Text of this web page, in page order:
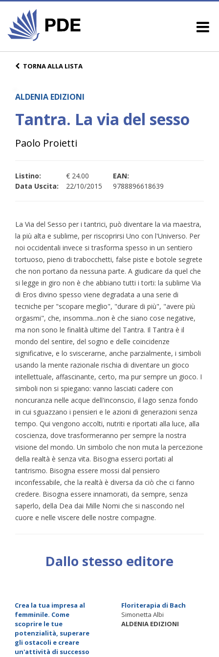
TORNA ALLA LISTA
ALDENIA EDIZIONI
Tantra. La via del sesso
Paolo Proietti
Listino:
€ 24.00
Data Uscita:
22/10/2015
EAN:
9788896618639
La Via del Sesso per i tantrici, può diventare la via maestra,
la più alta e sublime, per riscoprirsi Uno con l'Universo. Per
noi occidentali invece si trasforma spesso in un sentiero
tortuoso, pieno di trabocchetti, false piste e botole segrete
che non portano da nessuna parte. A giudicare da quel che
si legge in giro non è che abbiano tutti i torti: la sublime Via
di Eros divino spesso viene degradata a una serie di
tecniche per "scopare meglio", "durare di più", "avere più
orgasmi", che, insomma...non è che siano cose negative,
ma non sono le finalità ultime del Tantra. Il Tantra è il
mondo del sentire, del sogno e delle coincidenze
significative, e lo sviscerarne, anche parzialmente, i simboli
usando la mente razionale rischia di diventare un gioco
intellettuale, affascinante, certo, ma pur sempre un gioco. I
simboli non si spiegano: vanno lasciati cadere con
noncuranza nelle acque dell'inconscio, il lago senza fondo
in cui sguazzano i pensieri e le azioni di generazioni senza
tempo. Qui vengono accolti, nutriti e riportati alla luce, alla
coscienza, dove trasformeranno per sempre la nostra
visione del mondo. Un simbolo che non muta la percezione
della realtà è senza vita. Bisogna esserci portati al
tantrismo. Bisogna essere mossi dal pensiero
inconfessabile, che la realtà è diversa da ciò che ci fanno
credere. Bisogna essere innamorati, da sempre, senza
saperlo, della Dea dai Mille Nomi che si nascondo nel
cuore e nelle viscere delle nostre compagne.
Dallo stesso editore
Crea la tua impresa al
femminile. Come
scoprire le tue
potenzialità, superare
gli ostacoli e creare
un'attività di successo
Floriterapia di Bach
Simonetta Albi
ALDENIA EDIZIONI